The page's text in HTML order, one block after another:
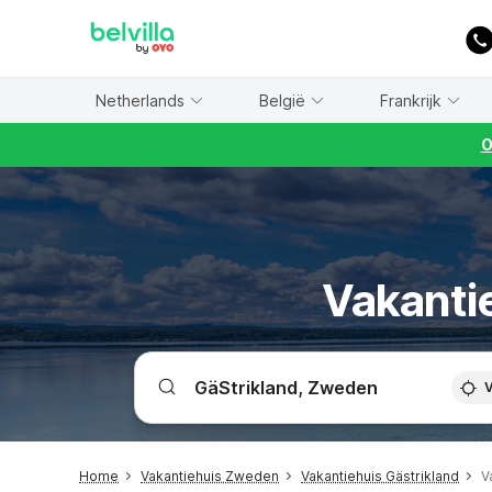
Netherlands België Frankrijk
Home Vakantiehuis Zweden Vakantiehuis Gästrikland